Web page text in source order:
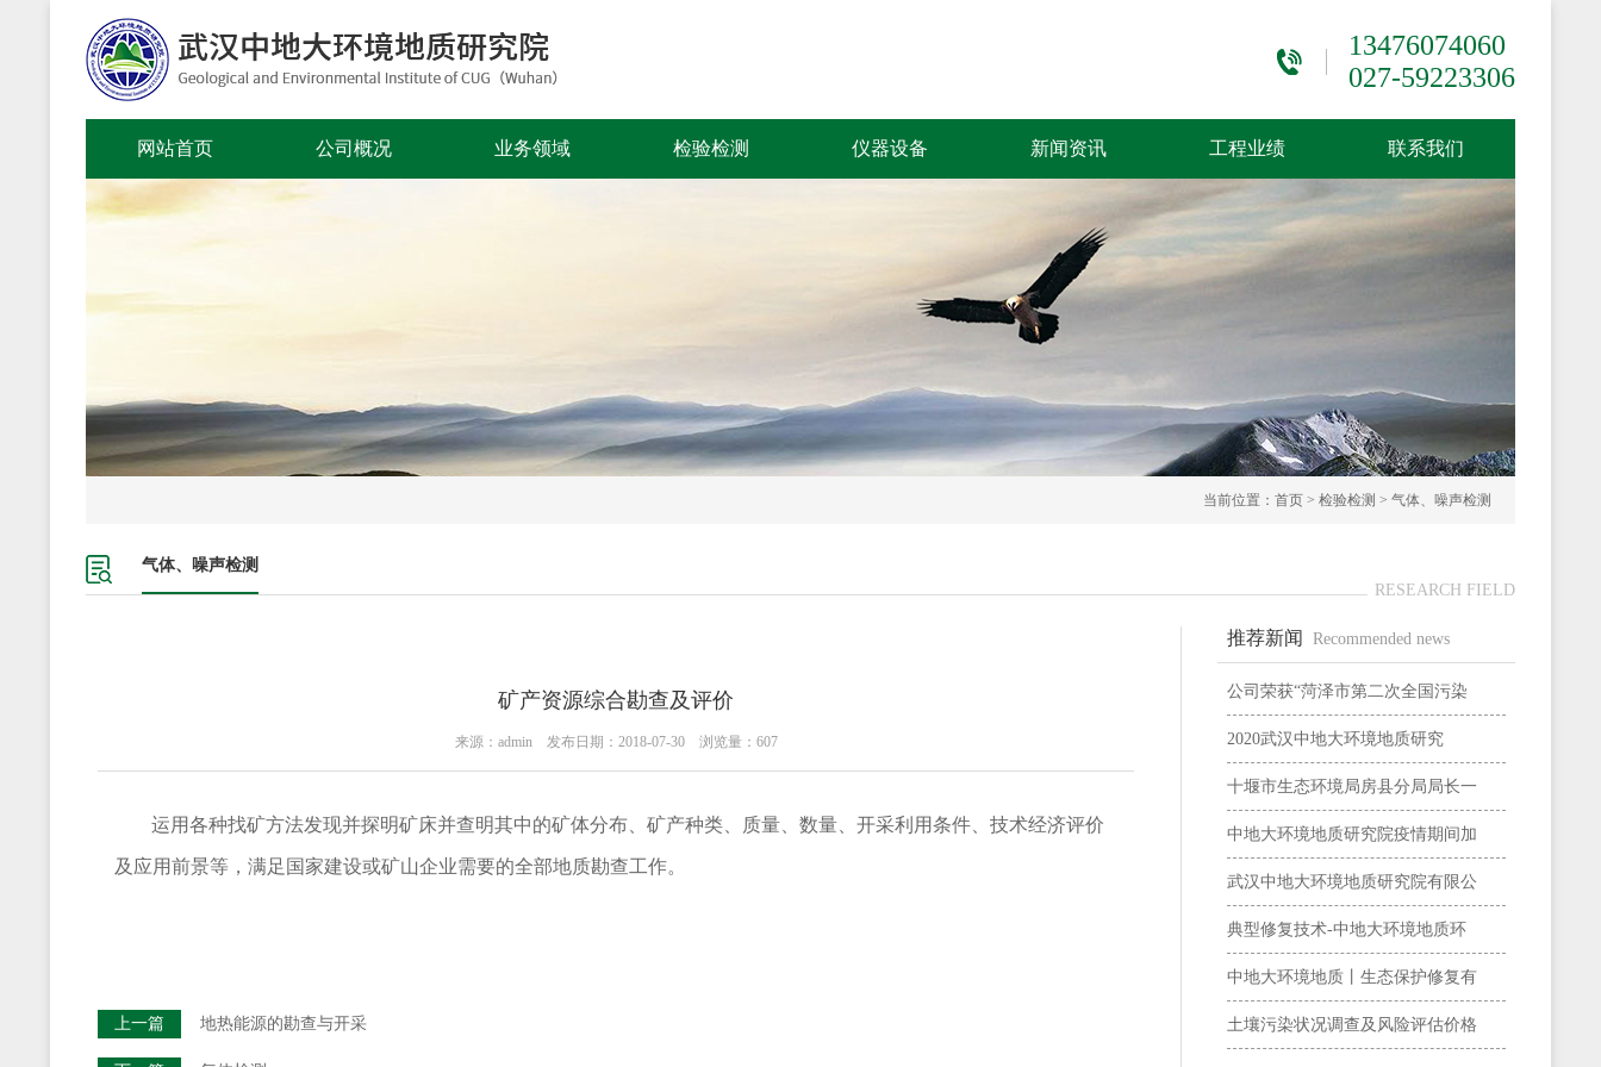
13476074060
027-59223306
网站首页 公司概况 业务领域 检验检测 仪器设备 新闻资讯 工程业绩 联系我们
当前位置： 首页 > 检验检测 > 气体、噪声检测
RESEARCH FIELD
气体、噪声检测
矿产资源综合勘查及评价
来源：admin 发布日期：2018-07-30 浏览量： 607
运用各种找矿方法发现并探明矿床并查明其中的矿体分布、矿产种类、质量、数量、开采利用条件、技术经济评价
及应用前景等，满足国家建设或矿山企业需要的全部地质勘查工作。
上一篇 地热能源的勘查与开采
推荐新闻 Recommended news
公司荣获“菏泽市第二次全国污染
2020武汉中地大环境地质研究
十堰市生态环境局房县分局局长一
中地大环境地质研究院疫情期间加
武汉中地大环境地质研究院有限公
典型修复技术-中地大环境地质环
中地大环境地质丨生态保护修复有
土壤污染状况调查及风险评估价格